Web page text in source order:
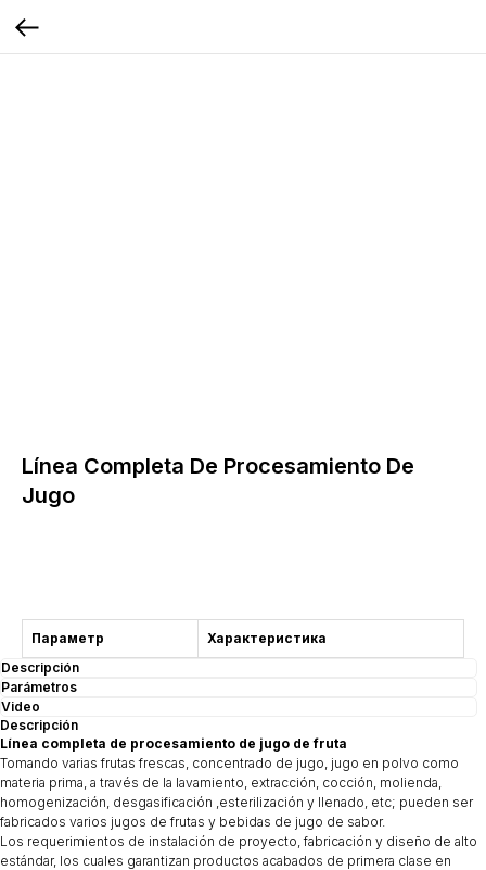
Línea Completa De Procesamiento De
Jugo
Параметр
Характеристика
Descripción
Parámetros
Video
Descripción
Línea completa de procesamiento de jugo de fruta
Tomando varias frutas frescas, concentrado de jugo, jugo en polvo como
materia prima, a través de la lavamiento, extracción, cocción, molienda,
homogenización, desgasificación ,esterilización y llenado, etc; pueden ser
fabricados varios jugos de frutas y bebidas de jugo de sabor.
Los requerimientos de instalación de proyecto, fabricación y diseño de alto
estándar, los cuales garantizan productos acabados de primera clase en